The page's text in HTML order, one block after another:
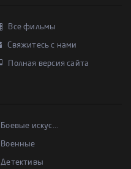
Все фильмы
Свяжитесь с нами
Полная версия сайта
Боевые искус...
Военные
Детективы